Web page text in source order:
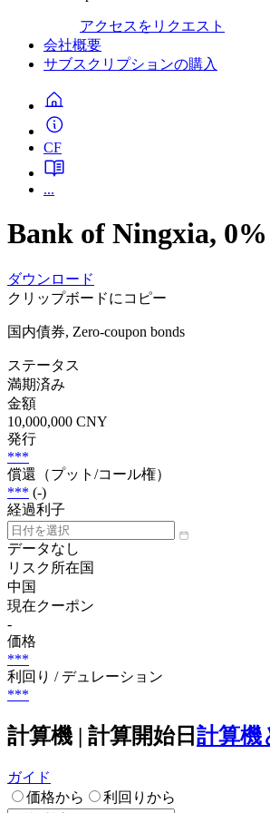
アクセスをリクエスト
会社概要
サブスクリプションの購入
CF
...
Bank of Ningxia, 0%
ダウンロード
クリップボードにコピー
国内債券, Zero-coupon bonds
ステータス
満期済み
金額
10,000,000 CNY
発行
***
償還（プット/コール権）
*** (-)
経過利子
データなし
リスク所在国
中国
現在クーポン
-
価格
***
利回り / デュレーション
***
計算機 | 計算開始日 計算機
ガイド
価格から
利回りから